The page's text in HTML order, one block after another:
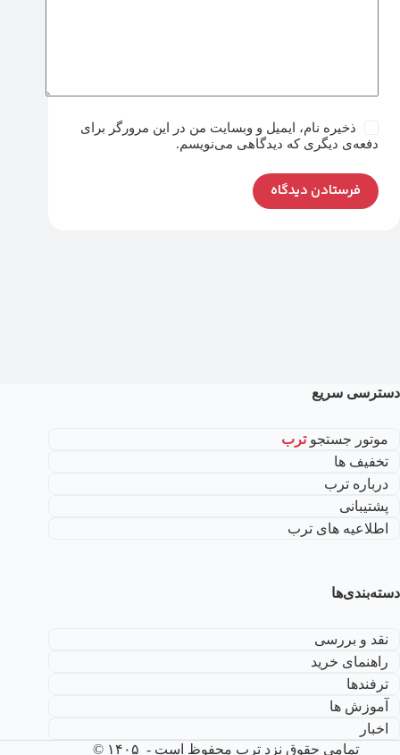
ذخیره نام، ایمیل و وبسایت من در این مرورگر برای
دفعه‌ی دیگری که دیدگاهی می‌نویسم.
فرستادن دیدگاه
دسترسی سریع
موتور جستجوترب
تخفیف ها
درباره ترب
پشتیبانی
اطلاعیه های ترب
دسته‌بندی‌ها
نقد و بررسی
راهنمای خرید
ترفندها
آموزش ها
اخبار
تمامی حقوق نزد ترب محفوظ است - ۱۴۰۵ ©